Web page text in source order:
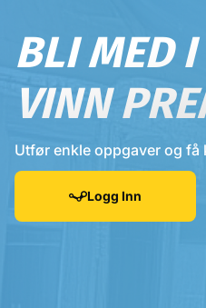
BLI MED I
VINN
Utfør enkle oppgaver og få
Logg Inn